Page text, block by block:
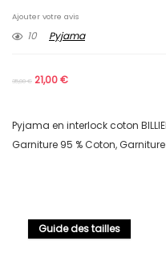
Ajouter votre avis
10 Pyjama
35,00€ 21,00€
Pyjama en interlock coton
Garniture 95 % Coton,
Guide des tailles